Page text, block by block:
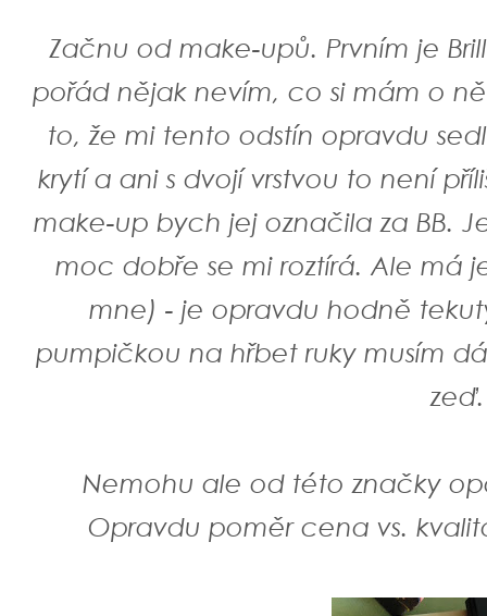
Začnu od make-upů. Prvním je
pořád nějak nevím, co si mám o
to, že mi tento odstín opravdu
krytí a ani s dvojí vrstvou to není
make-up bych jej označila za BB.
moc dobře se mi roztírá. Ale má
mne) - je opravdu hodně
pumpičkou na hřbet ruky musím
Nemohu ale od této značky
Opravdu poměr cena vs.